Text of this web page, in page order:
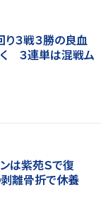
り３戦３勝の良血
３連単は混戦ム
は紫苑Ｓで復
離骨折で休養